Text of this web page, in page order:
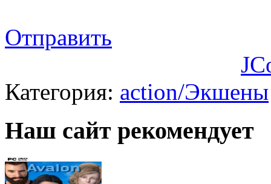
Отправить
Категория: action/Экшены
Наш сайт рекомендует